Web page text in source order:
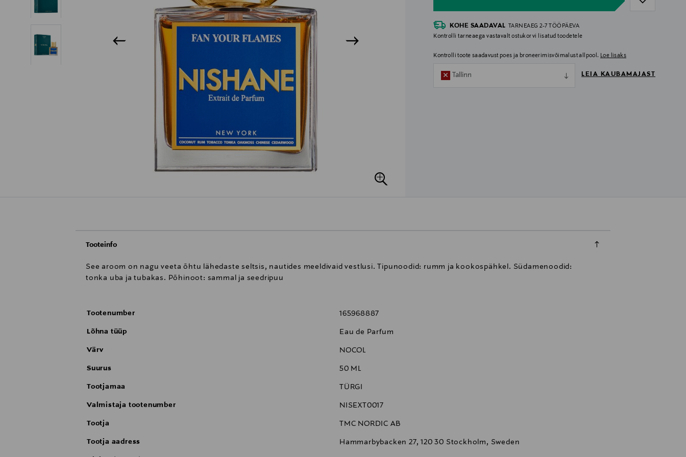
KOHE SAADAVAL TARNEAEG 2-7 TÖÖPÄEVA
Kontrolli tarneaega vastavalt ostukorvi lisatud toodetele
Kontrolli toote saadavust poes ja broneerimisvõimalust allpool. Loe lisaks
Tallinn LEIA KAUBAMAJAST
Tooteinfo
See aroom on nagu veeta õhtu lähedaste seltsis, nautides meeldivaid vestlusi. Tipunoodid: rumm ja kookospähkel. Südamenoodid:
tonka uba ja tubakas. Põhinoot: sammal ja seedripuu
Tootenumber 165968887
Lõhna tüüp Eau de Parfum
Värv NOCOL
Suurus 50 ML
Tootjamaa TÜRGI
Valmistaja tootenumber NISEXT0017
Tootja TMC NORDIC AB
Tootja aadress Hammarbybacken 27, 120 30 Stockholm, Sweden